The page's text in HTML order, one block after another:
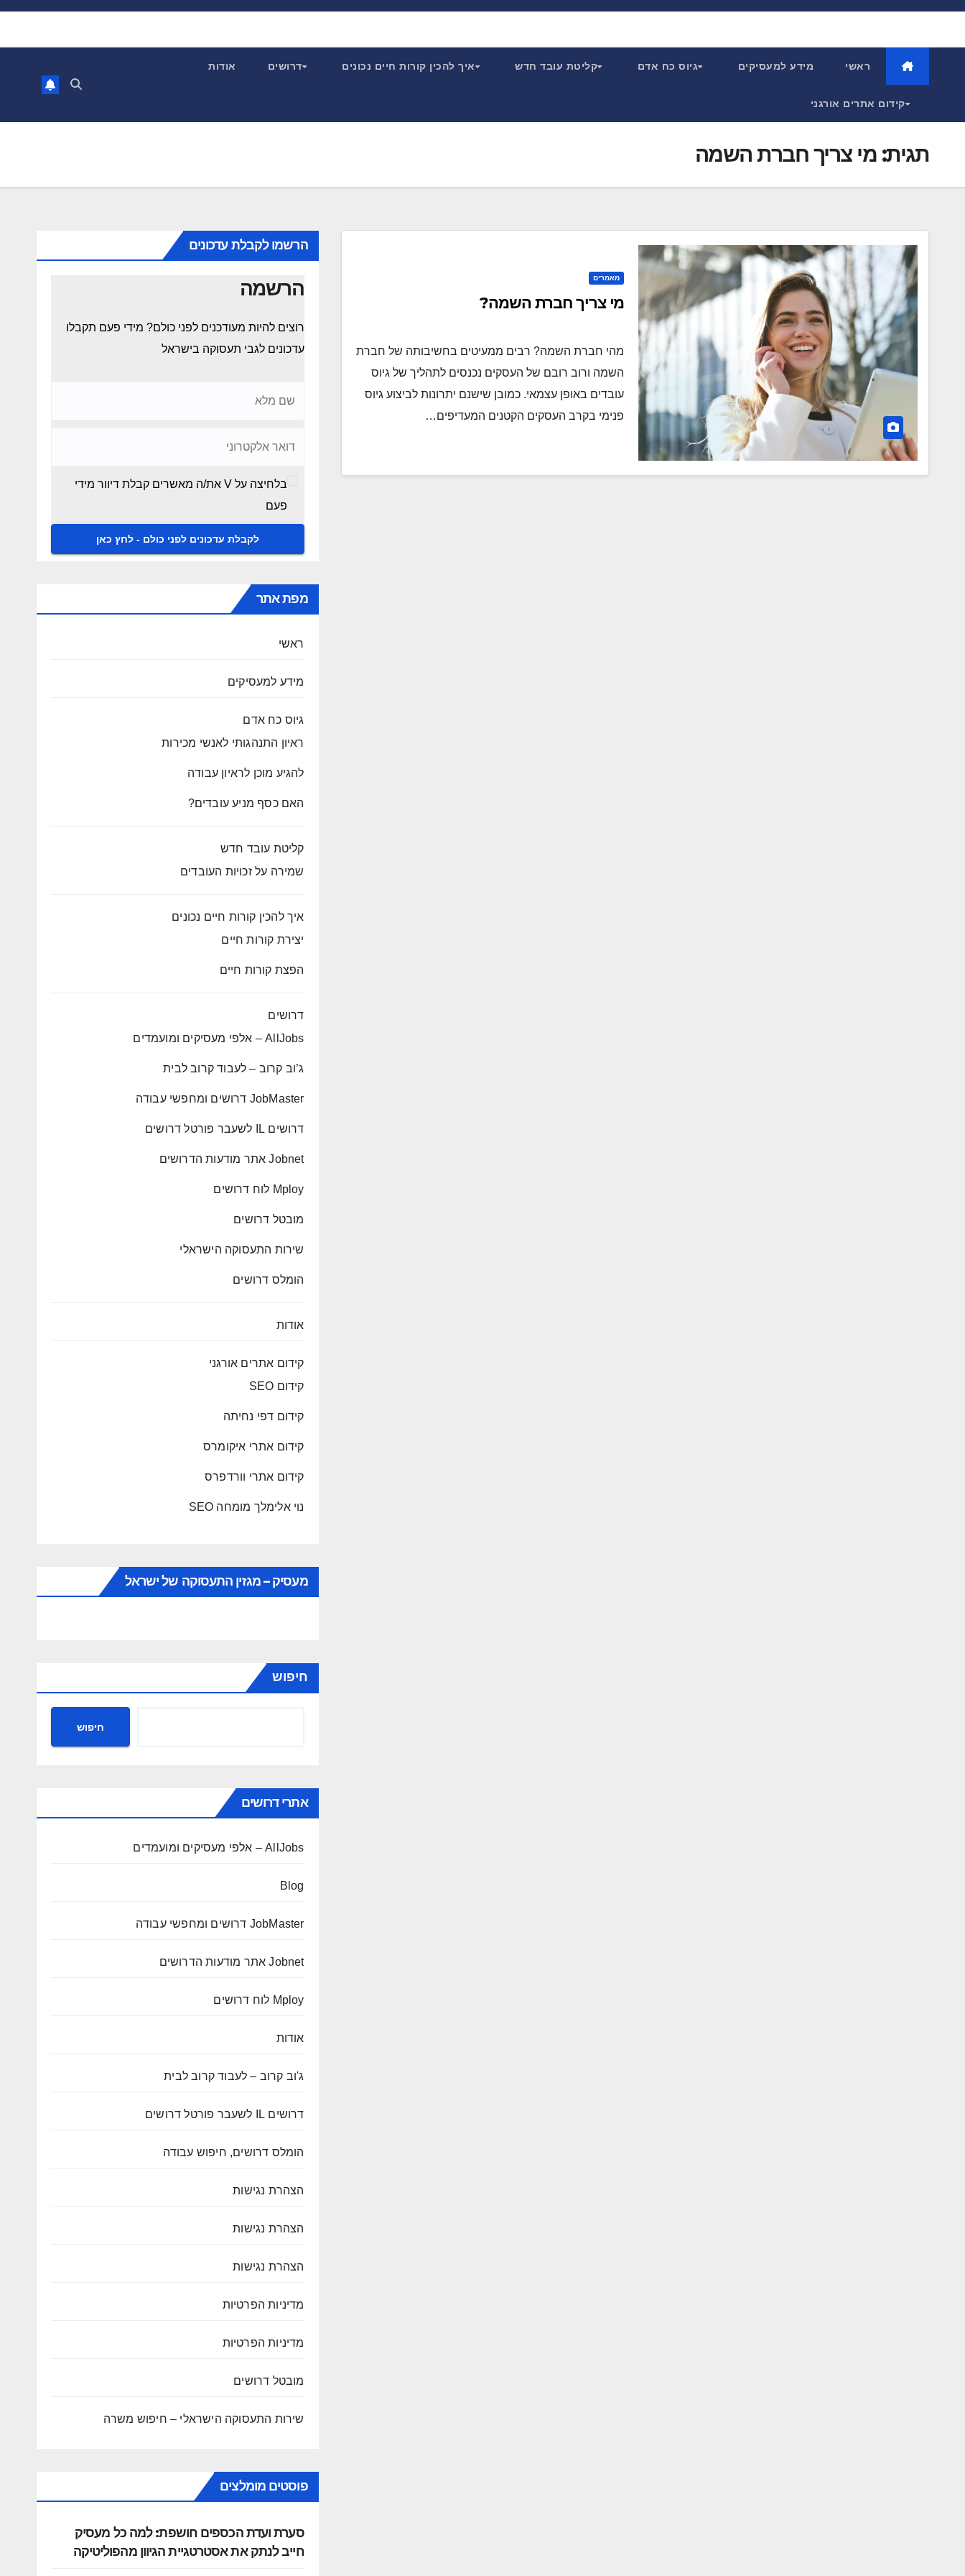
Skip
ראשי מידע למעסיקים גיוס כח אדם קליטת עובד חדש איך להכין קורות חיים נכונים דרושים אודות
קידום אתרים אורגני
תגית: מי צריך חברת השמה
מאמרים
מי צריך חברת השמה?
מהי חברת השמה? רבים ממעיטים בחשיבותה של חברת
השמה ורוב רובם של העסקים נכנסים לתהליך של גיוס
עובדים באופן עצמאי. כמובן שישנם יתרונות לביצוע גיוס
פנימי בקרב העסקים הקטנים המעדיפים…
הרשמו לקבלת עדכונים
הרשמה
רוצים להיות מעודכנים לפני כולם? מידי פעם תקבלו
עדכונים לגבי תעסוקה בישראל
בלחיצה על V את/ה מאשרים קבלת דיוור מידי
פעם
מפת אתר
ראשי
מידע למעסיקים
גיוס כח אדם
ראיון התנהגותי לאנשי מכירות
להגיע מוכן לראיון עבודה
האם כסף מניע עובדים?
קליטת עובד חדש
שמירה על זכויות העובדים
איך להכין קורות חיים נכונים
יצירת קורות חיים
הפצת קורות חיים
דרושים
AllJobs – אלפי מעסיקים ומועמדים
ג’וב קרוב – לעבוד קרוב לבית
JobMaster דרושים ומחפשי עבודה
דרושים IL לשעבר פורטל דרושים
Jobnet אתר מודעות הדרושים
Mploy לוח דרושים
מובטל דרושים
שירות התעסוקה הישראלי
הומלס דרושים
אודות
קידום אתרים אורגני
קידום SEO
קידום דפי נחיתה
קידום אתרי איקומרס
קידום אתרי וורדפרס
נוי אלימלך מומחה SEO
מעסיק – מגזין התעסוקה של ישראל
חיפוש
חיפוש
אתרי דרושים
AllJobs – אלפי מעסיקים ומועמדים
Blog
JobMaster דרושים ומחפשי עבודה
Jobnet אתר מודעות הדרושים
Mploy לוח דרושים
אודות
ג'וב קרוב – לעבוד קרוב לבית
דרושים IL לשעבר פורטל דרושים
הומלס דרושים, חיפוש עבודה
הצהרת נגישות
הצהרת נגישות
הצהרת נגישות
מדיניות הפרטיות
מדיניות הפרטיות
מובטל דרושים
שירות התעסוקה הישראלי – חיפוש משרה
פוסטים מומלצים
סערת ועדת הכספים חושפת: למה כל מעסיק
חייב לנתק את אסטרטגיית הגיוון מהפוליטיקה